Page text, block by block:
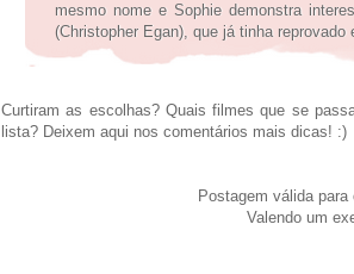
mesmo nome e Sophie demonstra
(Christopher Egan), que já tinha
Curtiram as escolhas? Quais filmes que se
lista? Deixem aqui nos comentários mais dicas! :)
Postagem válida para
Valendo um